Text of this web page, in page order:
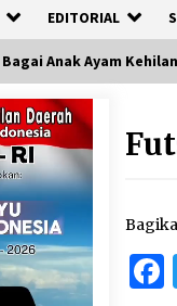
EDITORIAL
Bagai Anak Ayam